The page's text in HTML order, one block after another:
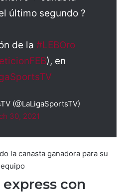
último segundo ?
de la #LEBOro
), en
(@LaLigaSportsTV)
30, 2021
la canasta ganadora para su
equipo
con